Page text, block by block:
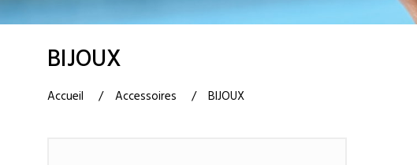
BIJOUX
Accueil Accessoires BIJOUX